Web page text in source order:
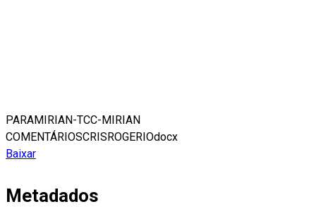
PARAMIRIAN-TCC-MIRIAN
COMENTÁRIOSCRISROGERIOdocx
Baixar
Metadados